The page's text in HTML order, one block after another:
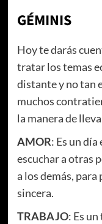
GÉMINIS
Hoy te darás
tratar los temas
distante y no tan
muchos
la manera de
AMOR: Es un
escuchar a otras
a los demás,
sincera.
TRABAJO: Es